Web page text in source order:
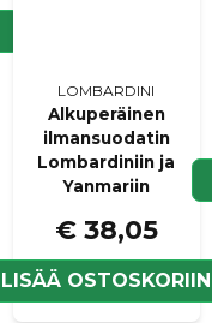
LOMBARDINI
Alkuperäinen
ilmansuodatin
Lombardiniin ja
Yanmariin
€ 38,05
LISÄÄ OSTOSKORIIN